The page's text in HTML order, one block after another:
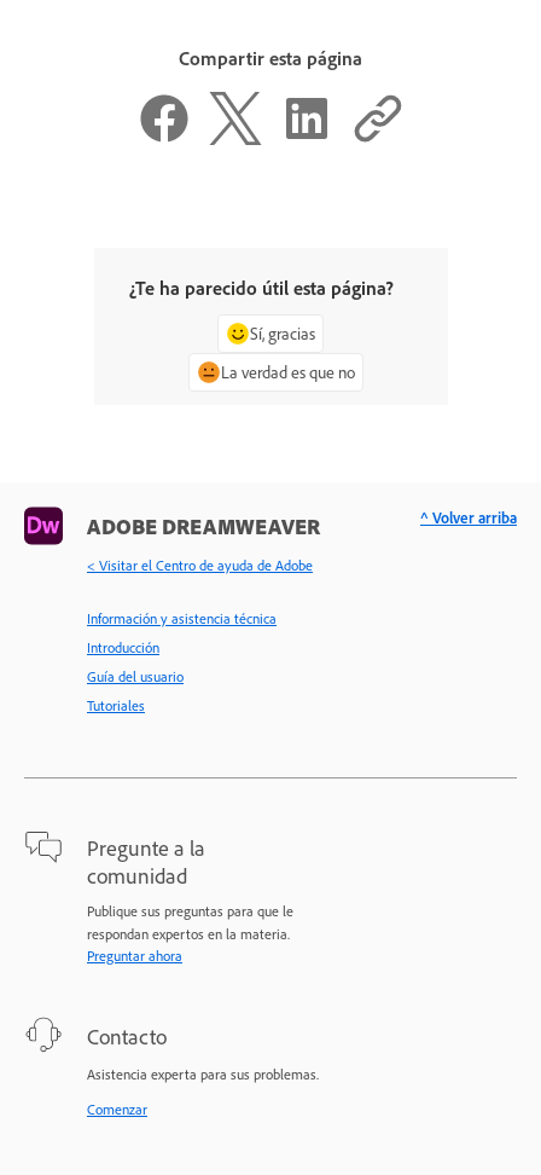
Compartir esta página
¿Te ha parecido útil esta página?
Sí, gracias
La verdad es que no
ADOBE DREAMWEAVER
< Visitar el Centro de ayuda de Adobe
Información y asistencia técnica
Introducción
Guía del usuario
Tutoriales
Pregunte a la
comunidad
Publique sus preguntas para que le
respondan expertos en la materia.
Preguntar ahora
Contacto
Asistencia experta para sus problemas.
Comenzar
^ Volver arriba